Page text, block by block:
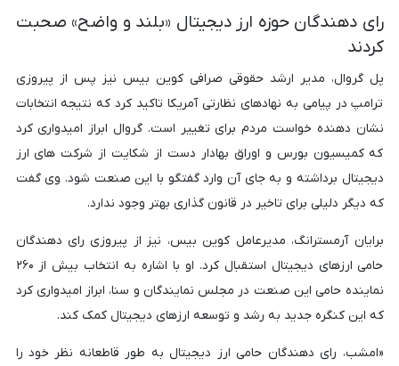
رای دهندگان حوزه ارز دیجیتال «بلند و واضح» صحبت
کردند
پل گروال، مدیر ارشد حقوقی صرافی کوین بیس نیز پس از پیروزی
ترامپ در پیامی به نهادهای نظارتی آمریکا تاکید کرد که نتیجه انتخابات
نشان دهنده خواست مردم برای تغییر است. گروال ابراز امیدواری کرد
که کمیسیون بورس و اوراق بهادار دست از شکایت از شرکت های ارز
دیجیتال برداشته و به جای آن وارد گفتگو با این صنعت شود. وی گفت
که دیگر دلیلی برای تاخیر در قانون گذاری بهتر وجود ندارد.
برایان آرمسترانگ، مدیرعامل کوین بیس، نیز از پیروزی رای دهندگان
حامی ارزهای دیجیتال استقبال کرد. او با اشاره به انتخاب بیش از ۲۶۰
نماینده حامی این صنعت در مجلس نمایندگان و سنا، ابراز امیدواری کرد
که این کنگره جدید به رشد و توسعه ارزهای دیجیتال کمک کند.
«امشب، رای دهندگان حامی ارز دیجیتال به طور قاطعانه نظر خود را